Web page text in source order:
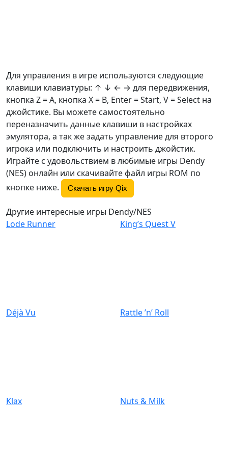
Для управления в игре используются следующие
клавиши клавиатуры: ↑ ↓ ← → для передвижения,
кнопка Z =A, кнопка X = B, Enter = Start, V = Select на
джойстике. Вы можете самостоятельно
переназначить данные клавиши в настройках
эмулятора, а так же задать управление для второго
игрока или подключить и настроить джойстик.
Играйте с удовольствием в любимые игры Dendy
(NES) онлайн или скачивайте файл игры ROM по
кнопке ниже.
Скачать игру Qix
Другие интересные игры Dendy/NES
Lode Runner
King’s Quest V
Déjà Vu Rattle ’n’ Roll
Klax Nuts & Milk